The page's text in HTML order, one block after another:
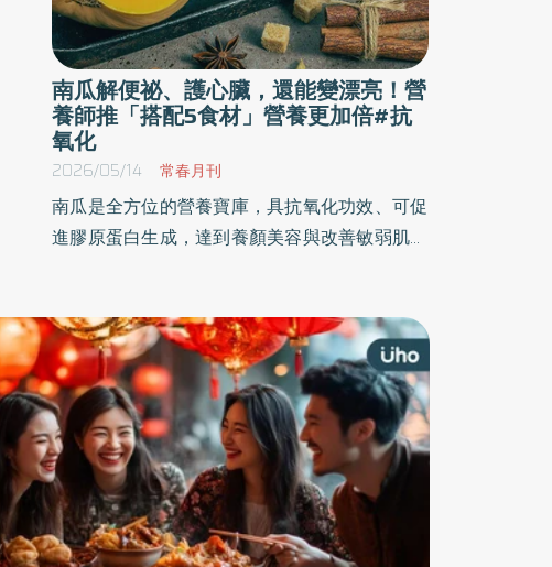
南瓜解便祕、護心臟，還能變漂亮！營
養師推「搭配5食材」營養更加倍#抗
氧化
2026/05/14 常春月刊
南瓜是全方位的營養寶庫，具抗氧化功效、可促
進膠原蛋白生成，達到養顏美容與改善敏弱肌的
膳食纖維能促進腸道蠕動、幫助排便，若搭配不
同食材更具加乘作用，如結合玉米強化護眼、搭
配牛肉加速補鐵，或與紅豆共食消水腫，是減脂
與養生的絕佳食材。